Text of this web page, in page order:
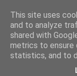
This site uses
and to analyze
shared with
metrics to ensure
statistics, and to